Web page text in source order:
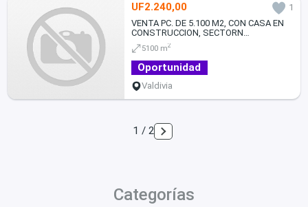
UF2.240,00
1
VENTA PC. DE 5.100 M2, CON CASA EN
CONSTRUCCION, SECTORN
LINGUENTO
5100 m2
Oportunidad
Valdivia
1 / 2
Categorías